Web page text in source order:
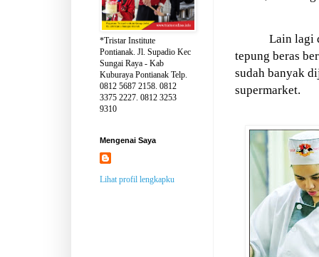
Lain lagi
tepung beras
sudah banyak
supermarket.
*Tristar Institute
Pontianak. Jl. Supadio Kec
Sungai Raya - Kab
Kuburaya Pontianak Telp.
0812 5687 2158. 0812
3375 2227. 0812 3253
9310
Mengenai Saya
Lihat profil lengkapku